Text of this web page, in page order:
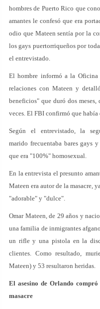
hombres de Puerto Rico que
amantes le confesó que era
odio que Mateen sentía por la
los gays puertorriqueños por
el entrevistado.
El hombre informó a la Oficina
relaciones con Mateen y
beneficios" que duró dos
veces. El FBI confirmó que
Según el entrevistado, la
marido frecuentaba bares gays
que era "100%" homosexual.
En la entrevista el presunto
Mateen era autor de la masacre,
"adorable" y "dulce".
Omar Mateen, de 29 años y
una familia de inmigrantes
un rifle y una pistola en la
clientes. Como resultado,
Mateen) y 53 resultaron heridas.
El asesino de Orlando
masacre